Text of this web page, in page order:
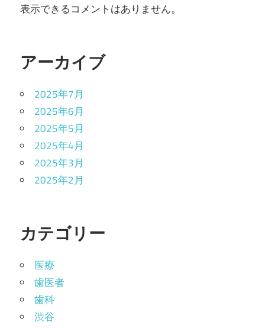
表示できるコメントはありません。
アーカイブ
2025年7月
2025年6月
2025年5月
2025年4月
2025年3月
2025年2月
カテゴリー
医療
歯医者
歯科
渋谷